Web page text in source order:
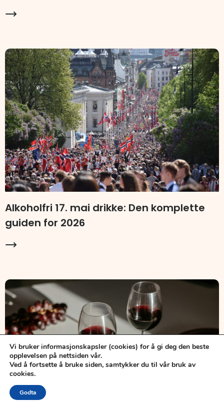
Alkoholfri 17. mai drikke: Den komplette
guiden for 2026
Vi bruker informasjonskapsler (cookies) for å gi deg den beste
opplevelsen på nettsiden vår.
Ved å fortsette å bruke siden, samtykker du til vår bruk av
cookies.
Godta